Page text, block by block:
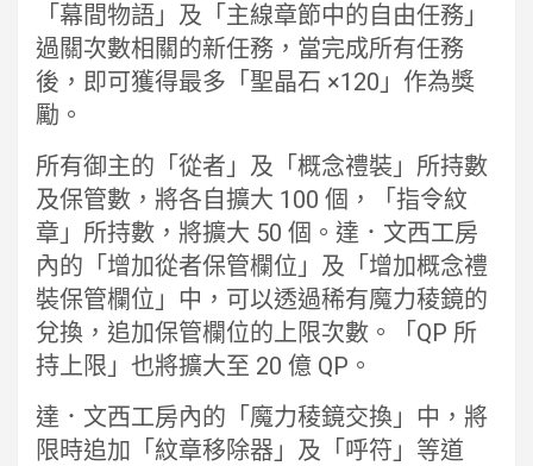
「幕間物語」及「主線章節中的自由任務」
過關次數相關的新任務，當完成所有任務
後，即可獲得最多「聖晶石 ×120」作為獎
勵。
所有御主的「從者」及「概念禮裝」所持數
及保管數，將各自擴大 100 個，「指令紋
章」所持數，將擴大 50 個。達．文西工房
內的「增加從者保管欄位」及「增加概念禮
裝保管欄位」中，可以透過稀有魔力稜鏡的
兌換，追加保管欄位的上限次數。「QP 所
持上限」也將擴大至 20 億 QP。
達．文西工房內的「魔力稜鏡交換」中，將
限時追加「紋章移除器」及「呼符」等道